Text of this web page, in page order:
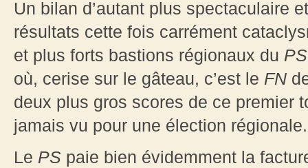
Un bilan d’autant plus spectaculaire
résultats cette fois carrément
et plus forts bastions régionaux du
où, cerise sur le gâteau, c’est le FN
deux plus gros scores de ce premier
jamais vu pour une élection régionale.
Le PS paie bien évidemment la